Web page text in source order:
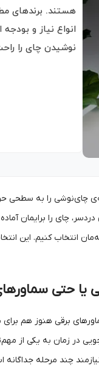
هستند. برندهای
انواع نیاز و
نوشیدن چای را
چای‌نوشی را به سطحی
چای را برایمان
انتخاب کنیم.
یا حتی
برقی هنوز هم
در زمان به یکی از
چند مرحله جداگانه